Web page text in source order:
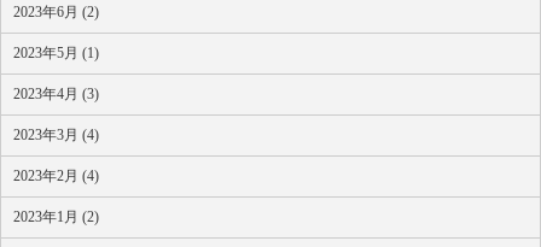
2023年6月 (2)
2023年5月 (1)
2023年4月 (3)
2023年3月 (4)
2023年2月 (4)
2023年1月 (2)